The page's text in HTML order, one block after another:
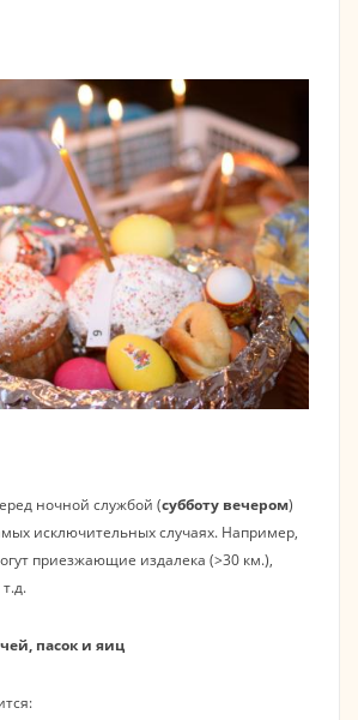
ночной службой (субботу вечером)
исключительных случаях. Например,
приезжающие издалека (>30 км.),
пасок и яиц